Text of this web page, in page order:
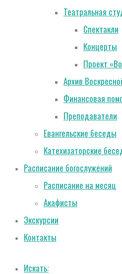
Театральная
Спектакли
Концерты
Проект
Архив
Финансовая
Преподаватели
Евангельские беседы
Катехизаторские
Расписание богослужений
Расписание на месяц
Акафисты
Экскурсии
Контакты
Искать: